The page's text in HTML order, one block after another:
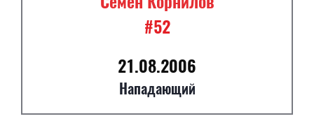
#52
21.08.2006
Нападающий